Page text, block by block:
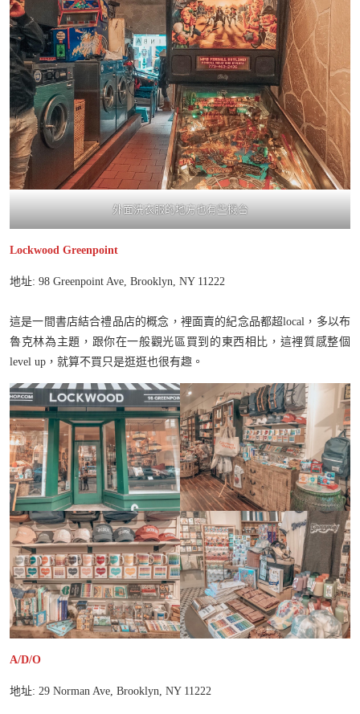
外面洗衣服的地方也有些機台
Lockwood Greenpoint
地址: 98 Greenpoint Ave, Brooklyn, NY 11222
這是一間書店結合禮品店的概念，裡面賣的紀念品都超local，多以布
魯克林為主題，跟你在一般觀光區買到的東西相比，這裡質感整個
level up，就算不買只是逛逛也很有趣。
A/D/O
地址: 29 Norman Ave, Brooklyn, NY 11222